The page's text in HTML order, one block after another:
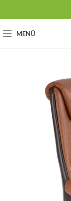
MENÜ